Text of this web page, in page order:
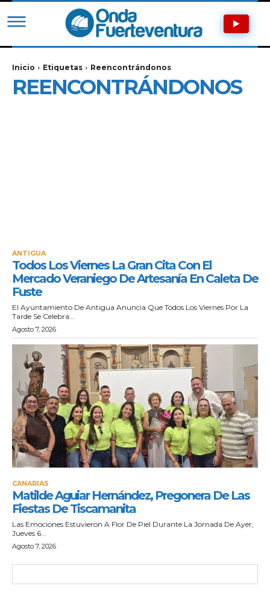
Inicio Etiquetas Reencontrándonos
REENCONTRÁNDONOS
ANTIGUA
Todos Los Viernes La Gran Cita Con El
Mercado Veraniego De Artesanía En Caleta De
Fuste
El Ayuntamiento De Antigua Anuncia Que Todos Los Viernes Por La
Tarde Se Celebra...
Agosto 7, 2026
CANARIAS
Matilde Aguiar Hernández, Pregonera De Las
Fiestas De Tiscamanita
Las Emociones Estuvieron A Flor De Piel Durante La Jornada De Ayer,
Jueves 6...
Agosto 7, 2026